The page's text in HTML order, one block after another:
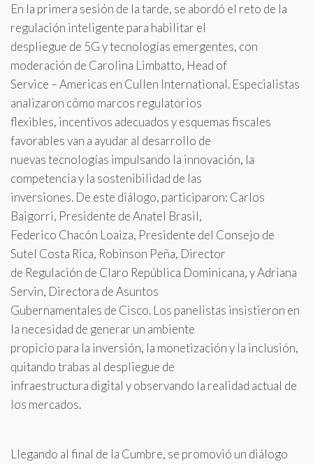
En la primera sesión de la tarde, se abordó el reto de la
regulación inteligente para habilitar el
despliegue de 5G y tecnologías emergentes, con
moderación de Carolina Limbatto, Head of
Service – Americas en Cullen International. Especialistas
analizaron cómo marcos regulatorios
flexibles, incentivos adecuados y esquemas fiscales
favorables van a ayudar al desarrollo de
nuevas tecnologías impulsando la innovación, la
competencia y la sostenibilidad de las
inversiones. De este diálogo, participaron: Carlos
Baigorri, Presidente de Anatel Brasil,
Federico Chacón Loaiza, Presidente del Consejo de
Sutel Costa Rica, Robinson Peña, Director
de Regulación de Claro República Dominicana, y Adriana
Servin, Directora de Asuntos
Gubernamentales de Cisco. Los panelistas insistieron en
la necesidad de generar un ambiente
propicio para la inversión, la monetización y la inclusión,
quitando trabas al despliegue de
infraestructura digital y observando la realidad actual de
los mercados.
Llegando al final de la Cumbre, se promovió un diálogo